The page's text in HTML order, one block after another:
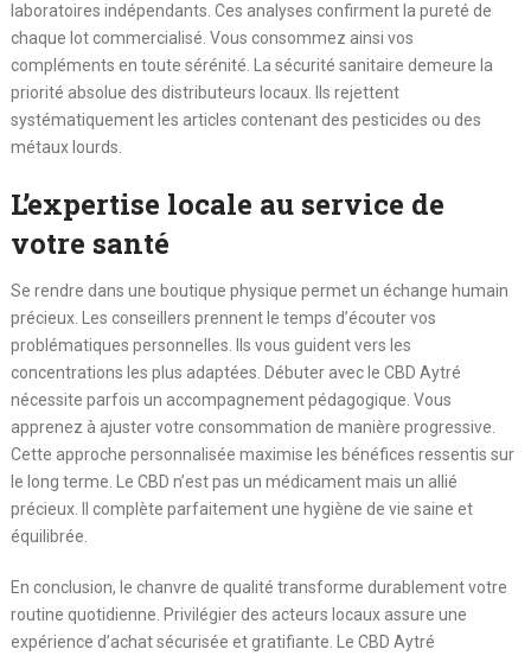
laboratoires indépendants. Ces analyses confirment la pureté de
chaque lot commercialisé. Vous consommez ainsi vos
compléments en toute sérénité. La sécurité sanitaire demeure la
priorité absolue des distributeurs locaux. Ils rejettent
systématiquement les articles contenant des pesticides ou des
métaux lourds.
L’expertise locale au service de
votre santé
Se rendre dans une boutique physique permet un échange humain
précieux. Les conseillers prennent le temps d’écouter vos
problématiques personnelles. Ils vous guident vers les
concentrations les plus adaptées. Débuter avec le CBD Aytré
nécessite parfois un accompagnement pédagogique. Vous
apprenez à ajuster votre consommation de manière progressive.
Cette approche personnalisée maximise les bénéfices ressentis sur
le long terme. Le CBD n’est pas un médicament mais un allié
précieux. Il complète parfaitement une hygiène de vie saine et
équilibrée.
En conclusion, le chanvre de qualité transforme durablement votre
routine quotidienne. Privilégier des acteurs locaux assure une
expérience d’achat sécurisée et gratifiante. Le CBD Aytré